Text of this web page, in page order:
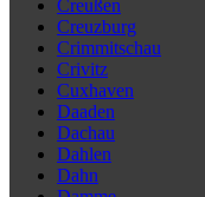
Creußen
Creuzburg
Crimmitschau
Crivitz
Cuxhaven
Daaden
Dachau
Dahlen
Dahn